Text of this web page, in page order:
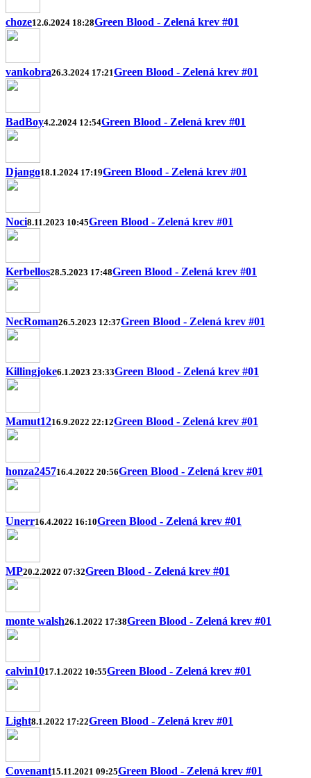
choze12.6.2024 18:28Green Blood - Zelená krev #01
vankobra26.3.2024 17:21Green Blood - Zelená krev #01
BadBoy4.2.2024 12:54Green Blood - Zelená krev #01
Django18.1.2024 17:19Green Blood - Zelená krev #01
Noci8.11.2023 10:45Green Blood - Zelená krev #01
Kerbellos28.5.2023 17:48Green Blood - Zelená krev #01
NecRoman26.5.2023 12:37Green Blood - Zelená krev #01
Killingjoke6.1.2023 23:33Green Blood - Zelená krev #01
Mamut1216.9.2022 22:12Green Blood - Zelená krev #01
honza245716.4.2022 20:56Green Blood - Zelená krev #01
Unerr16.4.2022 16:10Green Blood - Zelená krev #01
MP20.2.2022 07:32Green Blood - Zelená krev #01
monte walsh26.1.2022 17:38Green Blood - Zelená krev #01
calvin1017.1.2022 10:55Green Blood - Zelená krev #01
Light8.1.2022 17:22Green Blood - Zelená krev #01
Covenant15.11.2021 09:25Green Blood - Zelená krev #01